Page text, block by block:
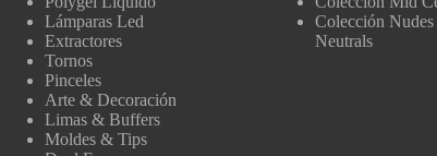
Lámparas Led
Extractores
Tornos
Pinceles
Arte & Decoración
Limas & Buffers
Moldes & Tips
Colección
Neutrals